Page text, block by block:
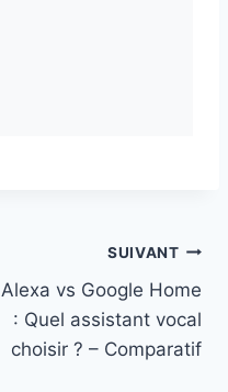
SUIVANT
Alexa vs Google Home
: Quel assistant vocal
choisir ? – Comparatif